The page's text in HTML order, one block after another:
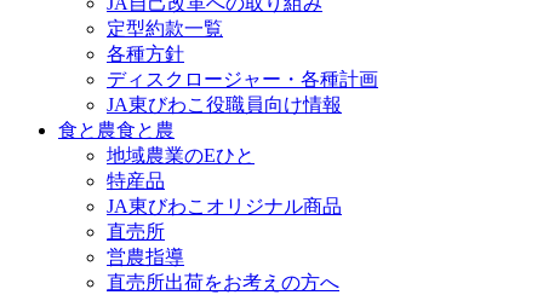
定型約款一覧
各種方針
ディスクロージャー・各種計画
JA東びわこ役職員向け情報
食と農食と農
地域農業のEひと
特産品
JA東びわこオリジナル商品
直売所
営農指導
直売所出荷をお考えの方へ